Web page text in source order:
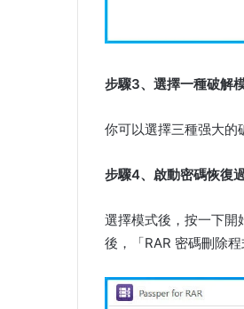
步驟3、選擇一種破解
你可以選擇三種强大的
步驟4、啟動密碼恢復
選擇模式後，按一下開
後，「RAR 密碼刪除